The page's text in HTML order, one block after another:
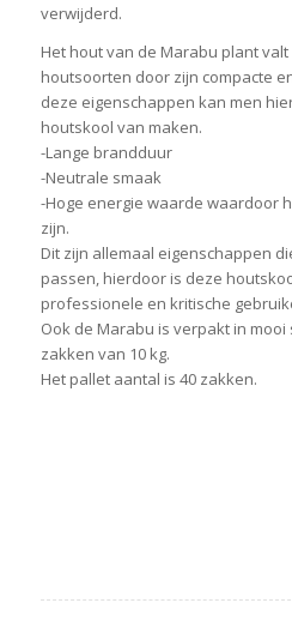
verwijderd.
Het hout van de Marabu plant
houtsoorten door zijn compacte
deze eigenschappen kan men
houtskool van maken.
-Lange brandduur
-Neutrale smaak
-Hoge energie waarde waardoor
zijn.
Dit zijn allemaal eigenschappen
passen, hierdoor is deze
professionele en kritische
Ook de Marabu is verpakt in
zakken van 10 kg.
Het pallet aantal is 40 zakken.